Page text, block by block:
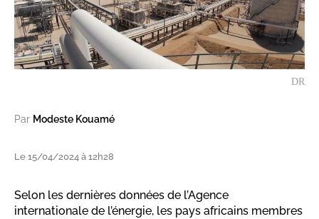
DR
Par Modeste Kouamé
Le 15/04/2024 à 12h28
Selon les dernières données de l’Agence
internationale de l’énergie, les pays africains membres